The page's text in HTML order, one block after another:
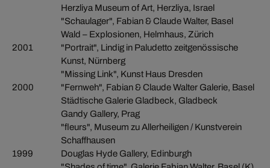
Herzliya Museum of Art, Herzliya, Israel
"Schaulager", Fabian & Claude Walter, Basel
Wald – Explosionen, Helmhaus, Zürich
2001
"Portrait", Lindig in Paludetto zeitgenössische
Kunst, Nürnberg
"Missing Link", Kunst Haus Dresden
2000
"Fernweh", Fabian & Claude Walter Galerie, Basel
Städtische Galerie Gladbeck, Gladbeck
Gandy Gallery, Prag
"fleurs", Museum zu Allerheiligen / Kunstverein
Schaffhausen
1999
Douglas Hyde Gallery, Edinburgh